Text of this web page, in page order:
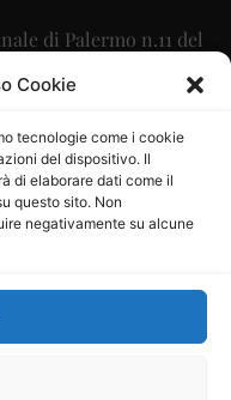
Cookie
tecnologie come i cookie
del dispositivo. Il
di elaborare dati come il
questo sito. Non
negativamente su alcune
di Palermo n.11 del
Scaglione
Calabrese
Cooperativa a r.l. è
di Comunicazione al